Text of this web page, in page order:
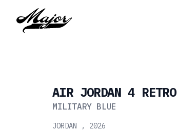
Major
AIR JORDAN 4 RETRO
MILITARY BLUE
JORDAN , 2026